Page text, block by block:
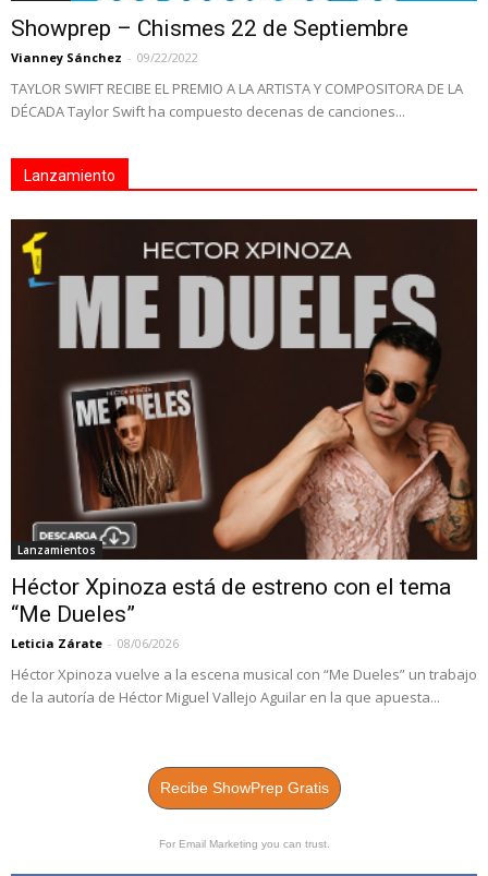
Showprep – Chismes 22 de Septiembre
Vianney Sánchez - 09/22/2022
TAYLOR SWIFT RECIBE EL PREMIO A LA ARTISTA Y COMPOSITORA DE LA
DÉCADA Taylor Swift ha compuesto decenas de canciones...
Lanzamiento
Lanzamientos
Héctor Xpinoza está de estreno con el tema
“Me Dueles”
Leticia Zárate - 08/06/2026
Héctor Xpinoza vuelve a la escena musical con “Me Dueles” un trabajo
de la autoría de Héctor Miguel Vallejo Aguilar en la que apuesta...
Recibe ShowPrep Gratis
For Email Marketing you can trust.